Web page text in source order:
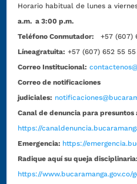
Horario habitual de lunes a
a.m. a 3:00 p.m.
Teléfono Conmutador:
+57 (607)
Líneagratuita: +57 (607) 652 55 55
Correo Institucional:
Correo de notificaciones
judiciales:
Canal de denuncia para
https://
Emergencia: https://
Radique aquí su queja disciplinaria:
https://www.bucaramanga.gov.co/